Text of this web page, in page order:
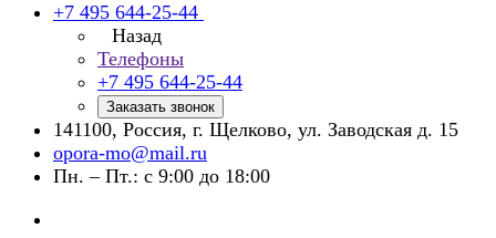
+7 495 644-25-44
Назад
Телефоны
+7 495 644-25-44
Заказать звонок
141100, Россия, г. Щелково, ул. Заводская д. 15
opora-mo@mail.ru
Пн. – Пт.: с 9:00 до 18:00